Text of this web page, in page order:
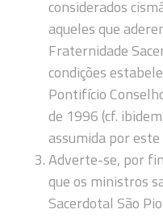
considerados
aqueles que
Fraternidade
condições
Pontifício
de 1996 (cf.
assumida por
Adverte-se, por
que os ministros
Sacerdotal São